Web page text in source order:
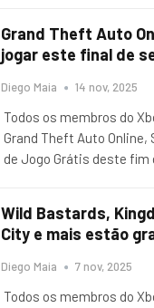
Grand Theft Auto
jogar este final de
Diego Maia 14 nov, 2025
Todos os membros do
Grand Theft Auto
de Jogo Grátis deste fim
Wild Bastards,
City e mais estão
Diego Maia 7 nov, 2025
Todos os membros do